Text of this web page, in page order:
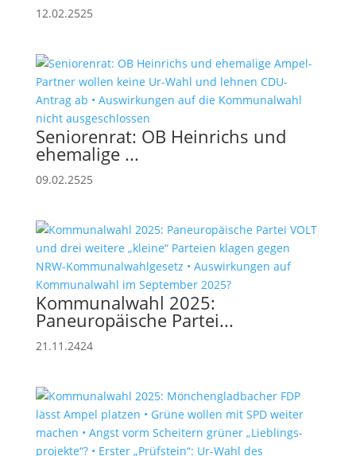
12.02.2525
Seniorenrat: OB Heinrichs und
ehemalige ...
09.02.2525
Kommunalwahl 2025:
Paneuropäische Partei...
21.11.2424